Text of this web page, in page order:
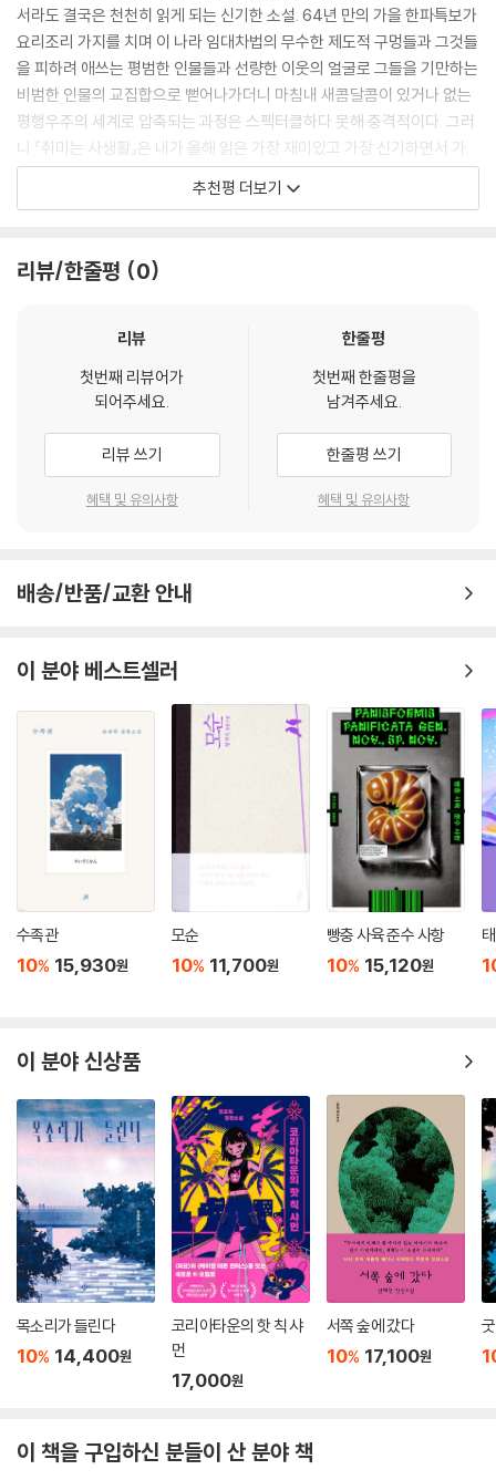
아무래도 보일 씨의 루부탱 하이힐을 발견하고 윗집 은협이 아랫집 ‘나’에
게 찾아와 남편을 같이 미행해주길, 이 두렵고 위험한 시간들을 같이 해주
길 바랐던 건 은협보다 ‘나’가 더 원했던 그림이었다. 잠복형사처럼 자동차
운전석과 보조석에 나란히 앉아 남편 차를 뒤쫓는 풍경. 다가구 주택에 들
어간 남편을 따라 은협과 ‘나’가 보게 된 것은 빈 집. 들어갔던 남편은 사라
지고 놓여 있는 건 절대 자연스럽지 않은, 원피스와 액세서리와 구두 들. 불
행을 공유한다는 건 친밀도를 높이는 일일까. 은협과 ‘나’의 관계는 자가와
전세의 거리감마저 좁혀 가장 밀접한 이웃으로, 언니로, 아이들의 이모가
받기도 하고, 계약만기로 나가게 된 전셋집 주인과 자신이 은협이라며 상
들의 삶을 표방하고 나선 임시 은협은 자신의 삶을 배면해가는 ‘나’의 존재
를 감춘 채 스미듯 은협의 집으로 삶으로 침입하게 된다.
미래는 예측하는 게 아니라 대응하는 것이다
‘전세거지’라는 신조어는 집을 소유하지 못하는 사람을 일컫는 말이 되었
다. 거주의 불안이 삶의 불안의 전체를 껴안게 되는 현상이라 말할 수 있겠
정의 비극적 이야기는 분명하게 지금의 가혹하리만큼 이상한 부동산의 현
고약한 방식으로 삶을 뿌리 채 흔드는 위험요소들에 노출되어 있는 세입자
거주의 불안이 삶의 불안으로 전이되는 과정이 드러나고 이면에서 꿈틀대
는 인간의 욕망과 그 욕망의 그물에 자기도 모르게 걸려들어 삶을 망가뜨
리고 마는, 거주의 평온이 일상의 위협으로 탈바꿈되는 순간을 소설은 보
여주고 있다.
서라도 결국은 천천히 읽게 되는 신기한 소설. 64년 만의 가을 한파특보가
요리조리 가지를 치며 이 나라 임대차법의 무수한 제도적 구멍들과 그것들
을 피하려 애쓰는 평범한 인물들과 선량한 이웃의 얼굴로 그들을 기만하는
비범한 인물의 교집합으로 뻗어나가더니 마침내 새콤달콤이 있거나 없는
평행우주의 세계로 압축되는 과정은 스펙터클하다 못해 충격적이다. 그러
니 『취미는 사생활』은 내가 올해 읽은 가장 재미있고 가장 신기하면서 가
장 충격적인 소설이다. 얼마나 다행인가. 내가 이 소설을 읽을 수 있는 우주
추천평 더보기
리뷰/한줄평 0
리뷰
첫번째 리뷰어가
되어주세요.
리뷰 쓰기
혜택 및 유의사항
한줄평
첫번째 한줄평을
남겨주세요.
한줄평 쓰기
혜택 및 유의사항
배송/반품/교환 안내
이 분야 베스트셀러
수족관
10% 15,930원
모순
10% 11,700원
빵충 사육 준수 사항
10% 15,120원
이 분야 신상품
목소리가 들린다
10% 14,400원
코리아타운의 핫 칙 샤
먼
17,000원
서쪽 숲에 갔다
10% 17,100원
이 책을 구입하신 분들이 산 분야 책